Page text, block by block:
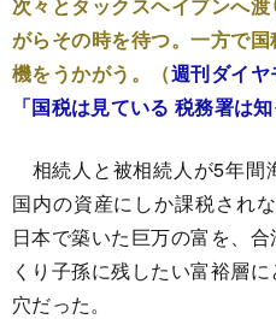
がらその時を待つ。一方で
機をうかがう。（週刊ダイ
「国税は見ている 税務署は知
相続人と被相続人が5年間
国内の資産にしか課税され
日本で築いた巨万の富を、
くり子孫に残したい富裕層
穴だった。